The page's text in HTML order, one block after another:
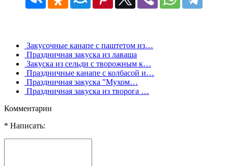
Закусочные канапе с паштетом из…
Праздничная закуска из лаваша
Закуска из сельди с творожным к…
Праздничные канапе с колбасой и…
Праздничная закуска "Мухом…
Праздничная закуска из творога …
Комментарии
* Написать: